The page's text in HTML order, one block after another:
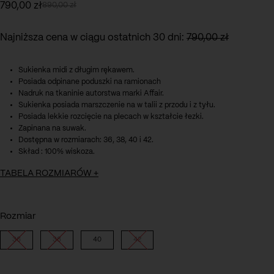
890,00zł
Pierwotna
890,00 zł.
790,00 złAktualna
790,00 zł.
Najniższa cena w ciągu ostatnich 30 dni: 790,00 zł
Sukienka midi z długim rękawem.
Posiada odpinane poduszki na ramionach
Nadruk na tkaninie autorstwa marki Affair.
Sukienka posiada marszczenie na w talii z przodu i z tyłu.
Posiada lekkie rozcięcie na plecach w kształcie łezki.
Zapinana na suwak.
Dostępna w rozmiarach: 36, 38, 40 i 42.
Skład : 100% wiskoza.
TABELA ROZMIARÓW +
Rozmiar
36 38 40 42